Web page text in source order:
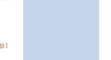
) ]